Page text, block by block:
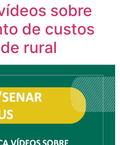
sobre
de custos
rural